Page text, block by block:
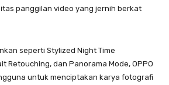
panggilan video yang jernih berkat
seperti Stylized Night Time
Retouching, dan Panorama Mode, OPPO
untuk menciptakan karya fotografi